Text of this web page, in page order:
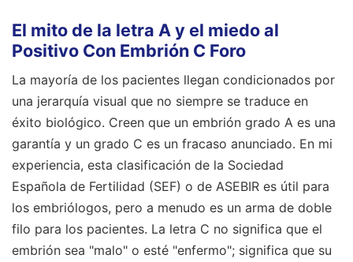
El mito de la letra A y el miedo al
Positivo Con Embrión C Foro
La mayoría de los pacientes llegan condicionados por
una jerarquía visual que no siempre se traduce en
éxito biológico. Creen que un embrión grado A es una
garantía y un grado C es un fracaso anunciado. En mi
experiencia, esta clasificación de la Sociedad
Española de Fertilidad (SEF) o de ASEBIR es útil para
los embriólogos, pero a menudo es un arma de doble
filo para los pacientes. La letra C no significa que el
embrión sea "malo" o esté "enfermo"; significa que su